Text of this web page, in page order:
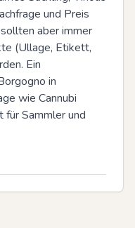
und Preis
aber immer
(Ullage, Etikett,
Ein
in
wie Cannubi
Sammler und